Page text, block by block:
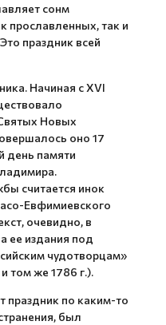
сонм
прославленных, так и
праздник всей
Начиная с XVI
Новых
оно 17
день памяти
считается инок
Евфимиевского
очевидно, в
ее издания под
чудотворцам»
том же 1786 г.).
праздник по каким-то
был